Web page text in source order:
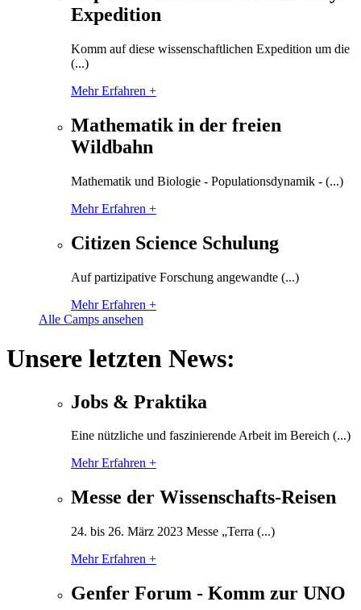
Expedition
Komm auf diese wissenschaftlichen Expedition um die
(...)
Mehr Erfahren +
Mathematik in der freien
Wildbahn
Mathematik und Biologie - Populationsdynamik - (...)
Mehr Erfahren +
Citizen Science Schulung
Auf partizipative Forschung angewandte (...)
Mehr Erfahren +
Alle Camps ansehen
Unsere letzten News:
Jobs & Praktika
Eine nützliche und faszinierende Arbeit im Bereich (...)
Mehr Erfahren +
Messe der Wissenschafts-Reisen
24. bis 26. März 2023 Messe „Terra (...)
Mehr Erfahren +
Genfer Forum - Komm zur UNO